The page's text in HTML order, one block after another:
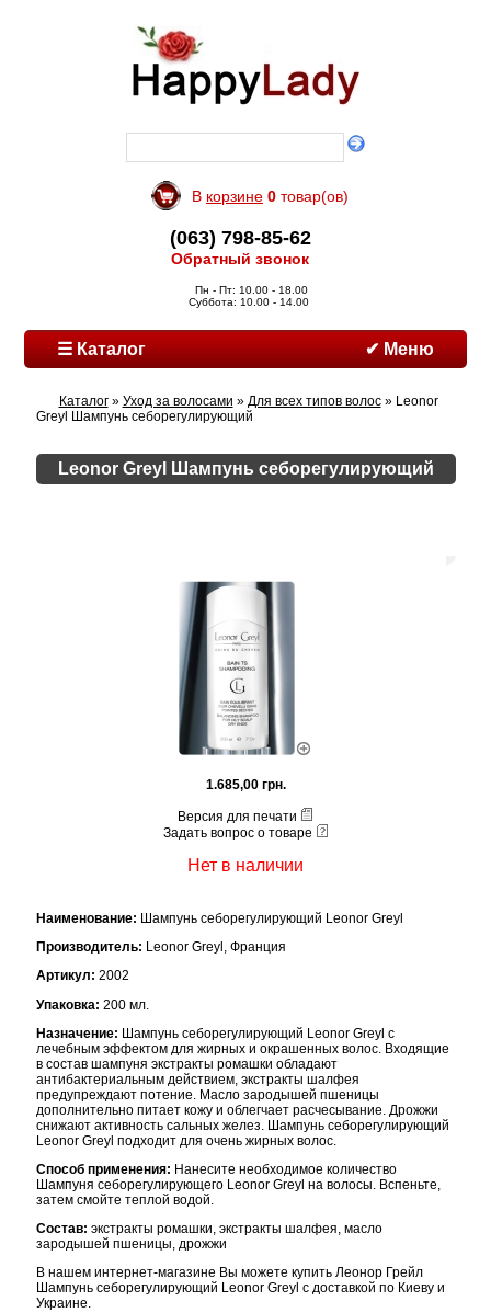
В корзине 0 товар(ов)
(063) 798-85-62
Обратный звонок
Пн - Пт: 10.00 - 18.00
Суббота: 10.00 - 14.00
☰ Каталог ✔ Меню
Каталог» Уход за волосами » Для всех типов волос» Leonor
Greyl Шампунь себорегулирующий
Leonor Greyl Шампунь себорегулирующий
1.685,00 грн.
Версия для печати
Задать вопрос о товаре
Нет в наличии
Наименование: Шампунь себорегулирующий Leonor Greyl
Производитель: Leonor Greyl, Франция
Артикул: 2002
Упаковка: 200 мл.
Назначение: Шампунь себорегулирующий Leonor Greyl с
лечебным эффектом для жирных и окрашенных волос. Входящие
в состав шампуня экстракты ромашки обладают
антибактериальным действием, экстракты шалфея
предупреждают потение. Масло зародышей пшеницы
дополнительно питает кожу и облегчает расчесывание. Дрожжи
снижают активность сальных желез. Шампунь себорегулирующий
Leonor Greyl подходит для очень жирных волос.
Способ применения: Нанесите необходимое количество
Шампуня себорегулирующего Leonor Greyl на волосы. Вспеньте,
затем смойте теплой водой.
Состав: экстракты ромашки, экстракты шалфея, масло
зародышей пшеницы, дрожжи
В нашем интернет-магазине Вы можете купить Леонор Грейл
Шампунь себорегулирующий Leonor Greyl с доставкой по Киеву и
Украине.